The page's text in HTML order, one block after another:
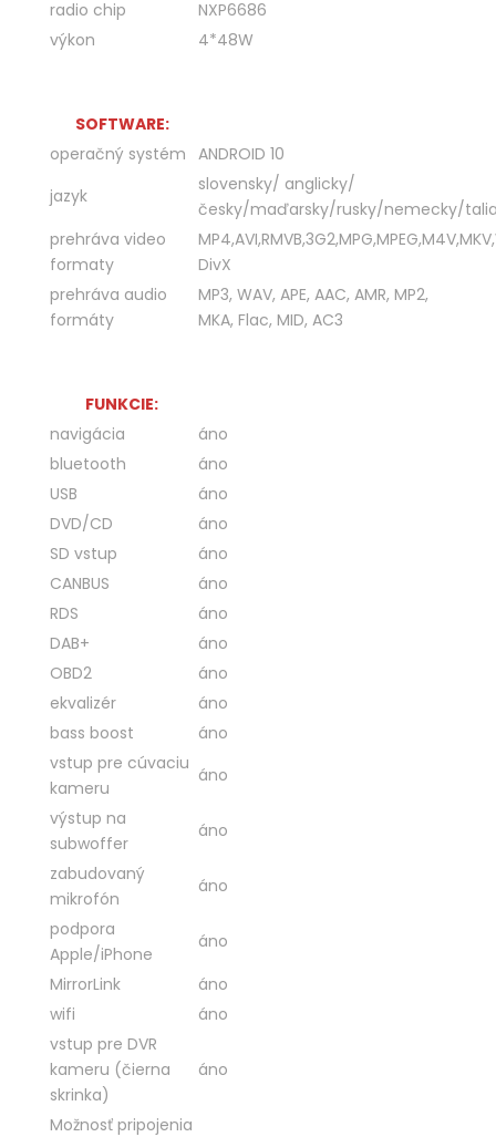
radio chip
NXP6686
výkon
4*48W
SOFTWARE:
operačný systém ANDROID 10
jazyk
slovensky/ anglicky/
česky/maďarsky/rusky/nemecky/
prehráva video
formaty
DivX
prehráva audio
formáty
MP3, WAV, APE, AAC, AMR, MP2,
MKA, Flac, MID, AC3
FUNKCIE:
navigácia
áno
bluetooth
áno
USB
áno
DVD/CD
áno
SD vstup
áno
CANBUS
áno
RDS
áno
DAB+
áno
OBD2
áno
ekvalizér
áno
bass boost
áno
vstup pre cúvaciu
kameru
áno
výstup na
subwoffer
áno
zabudovaný
mikrofón
áno
podpora
Apple/iPhone
áno
MirrorLink
áno
wifi
áno
vstup pre DVR
kameru (čierna
skrinka)
áno
Možnosť pripojenia